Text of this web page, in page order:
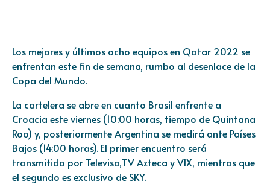
Los mejores y últimos ocho equipos en Qatar 2022 se
enfrentan este fin de semana, rumbo al desenlace de la
Copa del Mundo.
La cartelera se abre en cuanto Brasil enfrente a
Croacia este viernes (10:00 horas, tiempo de Quintana
Roo) y, posteriormente Argentina se medirá ante Países
Bajos (14:00 horas). El primer encuentro será
transmitido por Televisa,TV Azteca y VIX, mientras que
el segundo es exclusivo de SKY.